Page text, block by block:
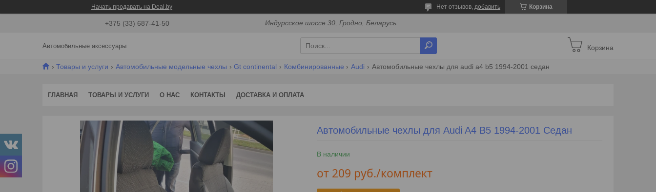
Начать продавать на Deal.by Корзина
Нет отзывов, добавить
+375 (33) 687-41-50 Индурсское шоссе 30, Гродно, Беларусь
Автомобильные аксессуары Корзина
Товары и услуги Автомобильные модельные чехлы Gt continental Комбинированные Audi Автомобильные чехлы для audi a4 b5 1994-2001 седан
ГЛАВНАЯ ТОВАРЫ И УСЛУГИ О НАС КОНТАКТЫ ДОСТАВКА И ОПЛАТА
Автомобильные чехлы для Audi A4 B5 1994-2001 Седан
В наличии
от 209 руб./комплект